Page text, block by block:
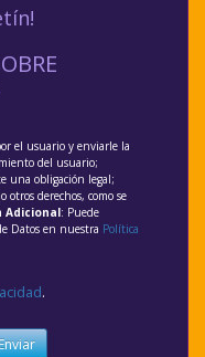
el usuario y enviarle la
del usuario;
una obligación legal;
otros derechos, como se
Adicional: Puede
Datos en nuestra Política
.